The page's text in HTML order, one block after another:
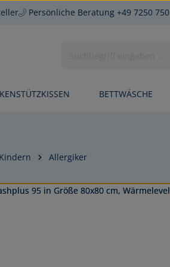
Persönliche Beratung +49 7250 750
BETTWÄSCHE
Allergiker